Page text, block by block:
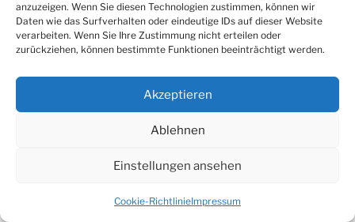
anzuzeigen. Wenn Sie diesen Technologien zustimmen, können wir
Daten wie das Surfverhalten oder eindeutige IDs auf dieser Website
verarbeiten. Wenn Sie Ihre Zustimmung nicht erteilen oder
zurückziehen, können bestimmte Funktionen beeinträchtigt werden.
Akzeptieren
Ablehnen
Einstellungen ansehen
Cookie-RichtlinieImpressum